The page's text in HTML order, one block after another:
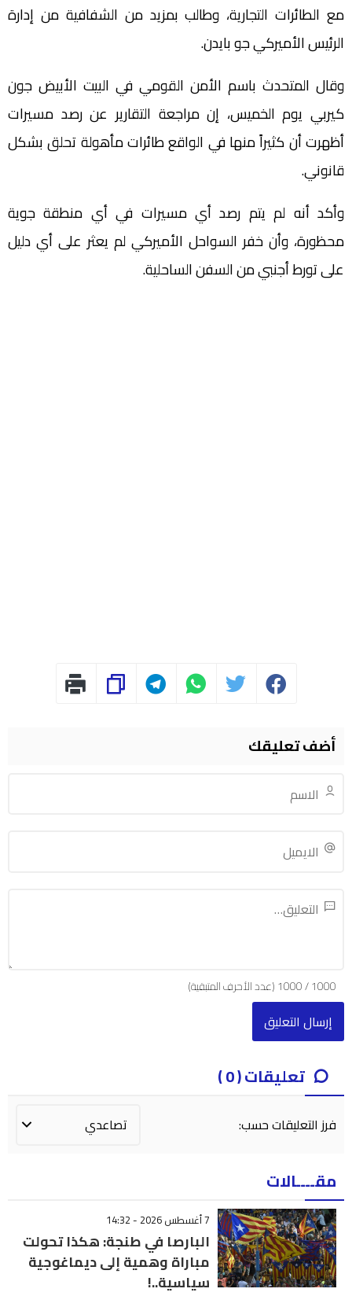
مع الطائرات التجارية، وطالب بمزيد من الشفافية من إدارة
الرئيس الأميركي جو بايدن.
وقال المتحدث باسم الأمن القومي في البيت الأبيض جون
كيربي يوم الخميس، إن مراجعة التقارير عن رصد مسيرات
أظهرت أن كثيراً منها في الواقع طائرات مأهولة تحلق بشكل
قانوني.
وأكد أنه لم يتم رصد أي مسيرات في أي منطقة جوية
محظورة، وأن خفر السواحل الأميركي لم يعثر على أي دليل
على تورط أجنبي من السفن الساحلية.
أضف تعليقك
1000
/
1000(عدد الأحرف المتبقية)
تعليقات ( 0 )
فرز التعليقات حسب:
مقــــالات
7 أغسطس 2026 - 14:32
البارصا في طنجة: هكذا تحولت
مباراة وهمية إلى ديماغوجية
سياسية..!